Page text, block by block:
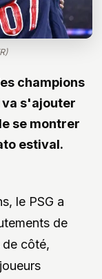
champions
va s'ajouter
se montrer
estival.
le PSG a
de
de côté,